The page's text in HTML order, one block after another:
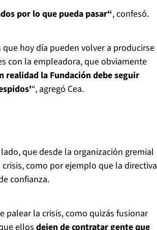
por lo que pueda pasar“, confesó.
hoy día pueden volver a producirse
con la empleadora, que obviamente
realidad la Fundación debe seguir
“, agregó Cea.
que desde la organización gremial
como por ejemplo que la directiva
confianza.
palear la crisis, como quizás fusionar
ellos dejen de contratar gente que